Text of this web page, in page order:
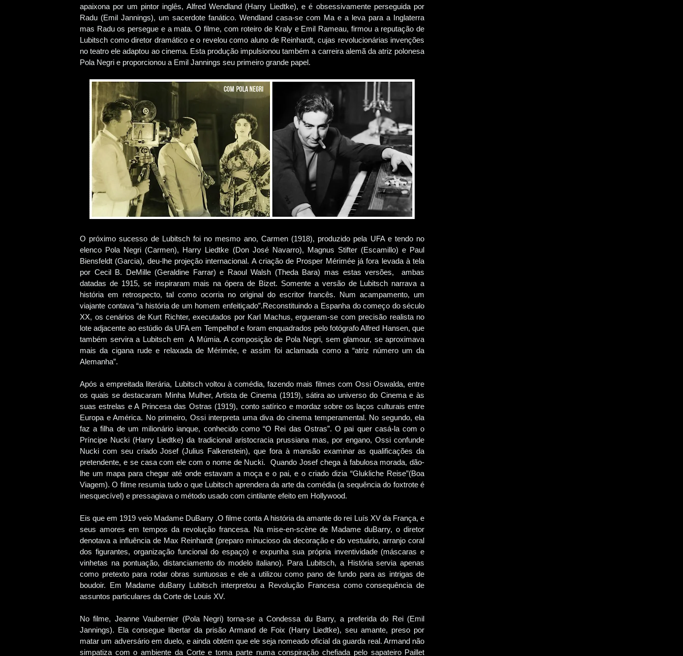
apaixona por um pintor inglês, Alfred Wendland (Harry Liedtke), e é obsessivamente perseguida por
Radu (Emil Jannings), um sacerdote fanático. Wendland casa-se com Ma e a leva para a Inglaterra
mas Radu os persegue e a mata. O filme, com roteiro de Kraly e Emil Rameau, firmou a reputação de
Lubitsch como diretor dramático e o revelou como aluno de Reinhardt, cujas revolucionárias invenções
no teatro ele adaptou ao cinema. Esta produção impulsionou também a carreira alemã da atriz polonesa
Pola Negri e proporcionou a Emil Jannings seu primeiro grande papel.
O próximo sucesso de Lubitsch foi no mesmo ano, Carmen (1918), produzido pela UFA e tendo no
elenco Pola Negri (Carmen), Harry Liedtke (Don José Navarro), Magnus Stifter (Escamillo) e Paul
Biensfeldt (Garcia), deu-lhe projeção internacional. A criação de Prosper Mérimée já fora levada à tela
por Cecil B. DeMille (Geraldine Farrar) e Raoul Walsh (Theda Bara) mas estas versões, ambas
datadas de 1915, se inspiraram mais na ópera de Bizet. Somente a versão de Lubitsch narrava a
história em retrospecto, tal como ocorria no original do escritor francês. Num acampamento, um
viajante contava “a história de um homem enfeitiçado”.Reconstituindo a Espanha do começo do século
XX, os cenários de Kurt Richter, executados por Karl Machus, ergueram-se com precisão realista no
lote adjacente ao estúdio da UFA em Tempelhof e foram enquadrados pelo fotógrafo Alfred Hansen, que
também servira a Lubitsch em A Múmia. A composição de Pola Negri, sem glamour, se aproximava
mais da cigana rude e relaxada de Mérimée, e assim foi aclamada como a “atriz número um da
Alemanha”.
Após a empreitada literária, Lubitsch voltou à comédia, fazendo mais filmes com Ossi Oswalda, entre
os quais se destacaram Minha Mulher, Artista de Cinema (1919), sátira ao universo do Cinema e às
suas estrelas e A Princesa das Ostras (1919), conto satírico e mordaz sobre os laços culturais entre
Europa e América. No primeiro, Ossi interpreta uma diva do cinema temperamental. No segundo, ela
faz a filha de um milionário ianque, conhecido como “O Rei das Ostras”. O pai quer casá-la com o
Príncipe Nucki (Harry Liedtke) da tradicional aristocracia prussiana mas, por engano, Ossi confunde
Nucki com seu criado Josef (Julius Falkenstein), que fora à mansão examinar as qualificações da
pretendente, e se casa com ele com o nome de Nucki. Quando Josef chega à fabulosa morada, dão-
lhe um mapa para chegar até onde estavam a moça e o pai, e o criado dizia “Glukliche Reise”(Boa
Viagem). O filme resumia tudo o que Lubitsch aprendera da arte da comédia (a sequência do foxtrote é
inesquecível) e pressagiava o método usado com cintilante efeito em Hollywood.
Eis que em 1919 veio Madame DuBarry .O filme conta A história da amante do rei Luís XV da França, e
seus amores em tempos da revolução francesa. Na mise-en-scène de Madame duBarry, o diretor
denotava a influência de Max Reinhardt (preparo minucioso da decoração e do vestuário, arranjo coral
dos figurantes, organização funcional do espaço) e expunha sua própria inventividade (máscaras e
vinhetas na pontuação, distanciamento do modelo italiano). Para Lubitsch, a História servia apenas
como pretexto para rodar obras suntuosas e ele a utilizou como pano de fundo para as intrigas de
boudoir. Em Madame duBarry Lubitsch interpretou a Revolução Francesa como consequência de
assuntos particulares da Corte de Louis XV.
No filme, Jeanne Vaubernier (Pola Negri) torna-se a Condessa du Barry, a preferida do Rei (Emil
Jannings). Ela consegue libertar da prisão Armand de Foix (Harry Liedtke), seu amante, preso por
matar um adversário em duelo, e ainda obtém que ele seja nomeado oficial da guarda real. Armand não
simpatiza com o ambiente da Corte e toma parte numa conspiração chefiada pelo sapateiro Paillet